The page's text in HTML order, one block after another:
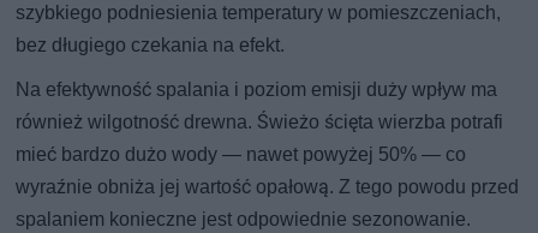
szybkiego podniesienia temperatury w pomieszczeniach,
bez długiego czekania na efekt.
Na efektywność spalania i poziom emisji duży wpływ ma
również wilgotność drewna. Świeżo ścięta wierzba potrafi
mieć bardzo dużo wody — nawet powyżej 50% — co
wyraźnie obniża jej wartość opałową. Z tego powodu przed
spalaniem konieczne jest odpowiednie sezonowanie.